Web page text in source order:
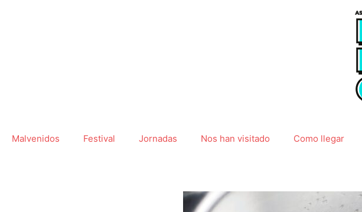
Malvenidos Festival Jornadas Nos han visitado Como llegar